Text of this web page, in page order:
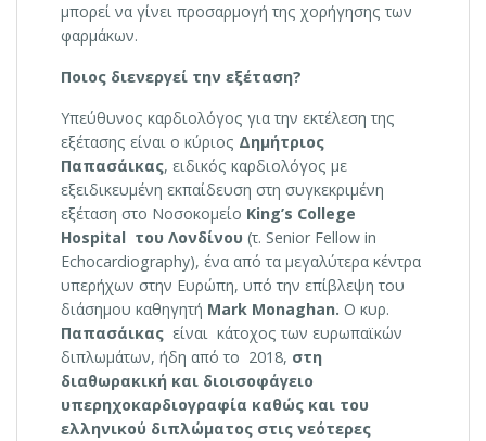
μπορεί να γίνει προσαρμογή της χορήγησης των
φαρμάκων.
Ποιος διενεργεί την εξέταση?
Υπεύθυνος καρδιολόγος για την εκτέλεση της
εξέτασης είναι ο κύριος Δημήτριος
Παπασάικας, ειδικός καρδιολόγος με
εξειδικευμένη εκπαίδευση στη συγκεκριμένη
εξέταση στο Νοσοκομείο King’s College
Hospital του Λονδίνου (τ. Senior Fellow in
Echocardiography), ένα από τα μεγαλύτερα κέντρα
υπερήχων στην Ευρώπη, υπό την επίβλεψη του
διάσημου καθηγητή Mark Monaghan. Ο κυρ.
Παπασάικας είναι κάτοχος των ευρωπαϊκών
διπλωμάτων, ήδη από το 2018, στη
διαθωρακική και διοισοφάγειο
υπερηχοκαρδιογραφία καθώς και του
ελληνικού διπλώματος στις νεότερες